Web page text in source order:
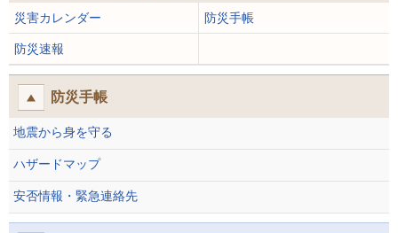
災害カレンダー
防災手帳
防災速報
防災手帳
地震から身を守る
ハザードマップ
安否情報・緊急連絡先